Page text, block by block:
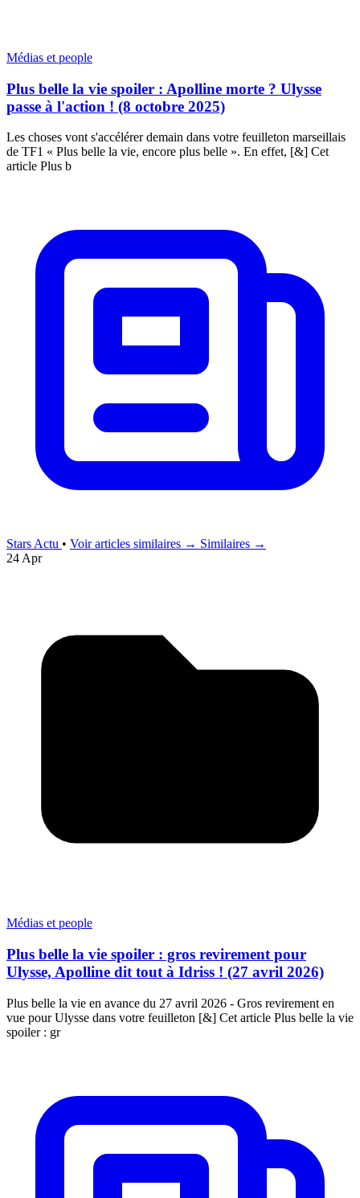
Médias et people
Plus belle la vie spoiler : Apolline morte ? Ulysse
passe à l'action ! (8 octobre 2025)
Les choses vont s'accélérer demain dans votre feuilleton marseillais
de TF1 « Plus belle la vie, encore plus belle ». En effet, [&] Cet
article Plus b
Stars Actu • Voir articles similaires → Similaires →
24 Apr
Médias et people
Plus belle la vie spoiler : gros revirement pour
Ulysse, Apolline dit tout à Idriss ! (27 avril 2026)
Plus belle la vie en avance du 27 avril 2026 - Gros revirement en
vue pour Ulysse dans votre feuilleton [&] Cet article Plus belle la vie
spoiler : gr